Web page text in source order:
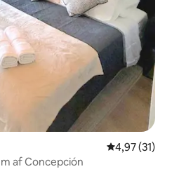
4,97 ud af 5
4,97 (31)
af Concepción